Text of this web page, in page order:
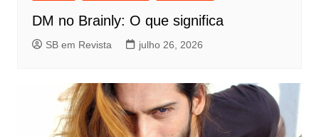
DM no Brainly: O que significa
SB em Revista julho 26, 2026